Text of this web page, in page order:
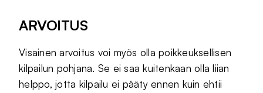
ARVOITUS
Visainen arvoitus voi myös olla poikkeuksellisen
kilpailun pohjana. Se ei saa kuitenkaan olla liian
helppo, jotta kilpailu ei pääty ennen kuin ehtii